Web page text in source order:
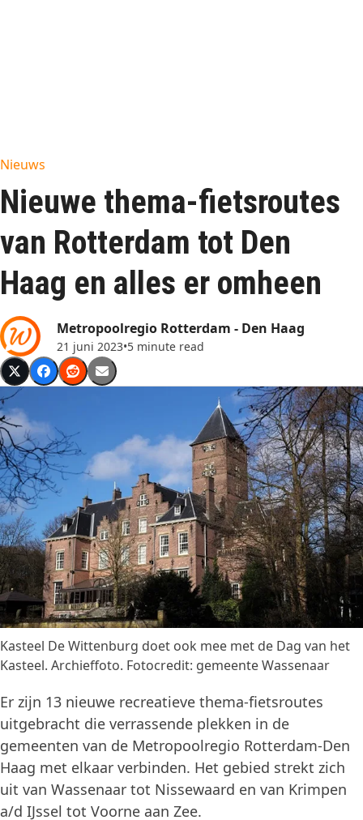
Nieuws
Nieuwe thema-fietsroutes
van Rotterdam tot Den
Haag en alles er omheen
Metropoolregio Rotterdam - Den Haag
21 juni 2023•5 minute read
Kasteel De Wittenburg doet ook mee met de Dag van het
Kasteel. Archieffoto. Fotocredit: gemeente Wassenaar
Er zijn 13 nieuwe recreatieve thema-fietsroutes
uitgebracht die verrassende plekken in de
gemeenten van de Metropoolregio Rotterdam-Den
Haag met elkaar verbinden. Het gebied strekt zich
uit van Wassenaar tot Nissewaard en van Krimpen
a/d IJssel tot Voorne aan Zee.